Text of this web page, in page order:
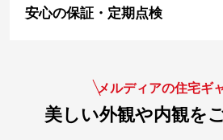
安心の保証・定期点検
メルディアの住宅ギ
美しい外観や内観を